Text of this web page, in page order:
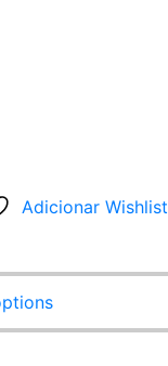
Adicionar Wishlist
This
product